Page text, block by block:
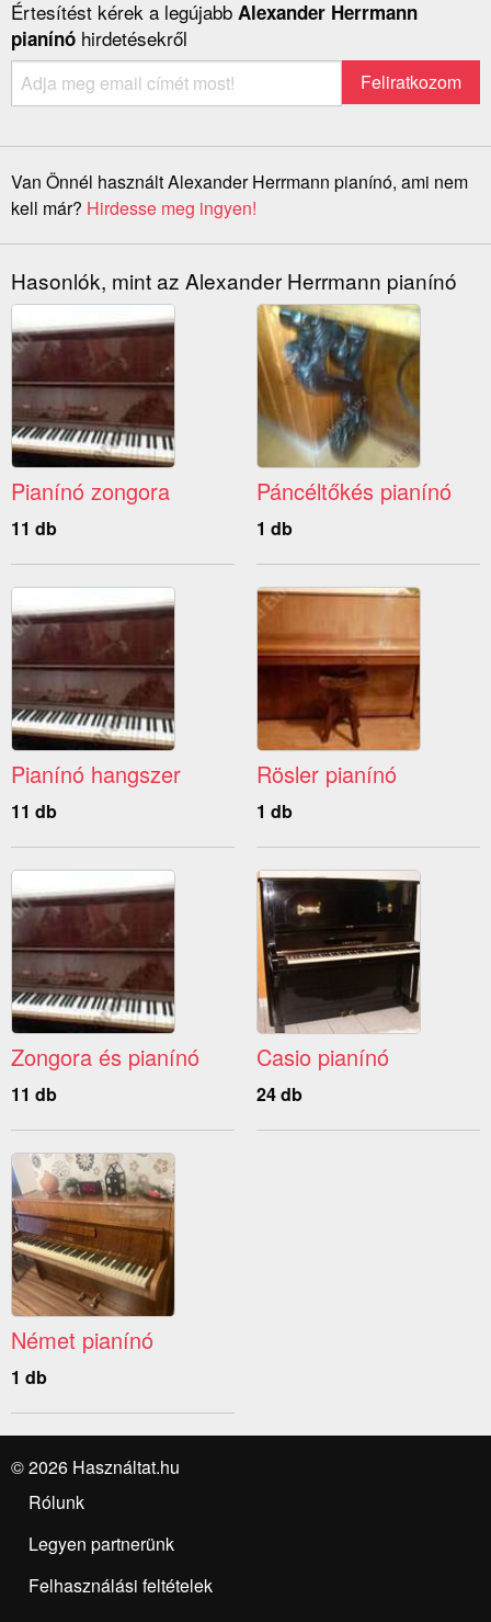
Értesítést kérek a legújabb Alexander Herrmann
pianínó hirdetésekről
Van Önnél használt Alexander Herrmann pianínó, ami nem
kell már? Hirdesse meg ingyen!
Hasonlók, mint az Alexander Herrmann pianínó
Pianínó zongora
11 db
Páncéltőkés pianínó
1 db
Pianínó hangszer
11 db
Rösler pianínó
1 db
Zongora és pianínó
11 db
Casio pianínó
24 db
Német pianínó
1 db
© 2026 Használtat.hu
Rólunk
Legyen partnerünk
Felhasználási feltételek